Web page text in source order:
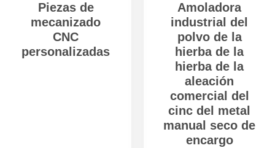
Piezas de
mecanizado
CNC
personalizadas
Amoladora
industrial del
polvo de la
hierba de la
hierba de la
aleación
comercial del
cinc del metal
manual seco de
encargo